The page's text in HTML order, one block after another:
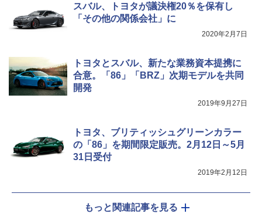
スバル、トヨタが議決権20％を保有し
「その他の関係会社」に
2020年2月7日
トヨタとスバル、新たな業務資本提携に
合意。「86」「BRZ」次期モデルを共同
開発
2019年9月27日
トヨタ、ブリティッシュグリーンカラー
の「86」を期間限定販売。2月12日～5月
31日受付
2019年2月12日
もっと関連記事を見る